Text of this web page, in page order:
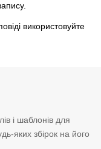
використовуйте
і шаблонів для
яких збірок на його